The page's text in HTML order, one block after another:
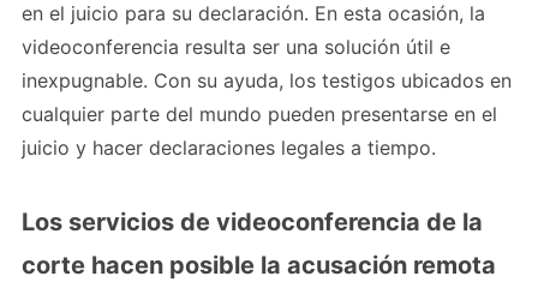
en el juicio para su declaración. En esta ocasión, la
videoconferencia resulta ser una solución útil e
inexpugnable. Con su ayuda, los testigos ubicados en
cualquier parte del mundo pueden presentarse en el
juicio y hacer declaraciones legales a tiempo.
Los servicios de videoconferencia de la
corte hacen posible la acusación remota